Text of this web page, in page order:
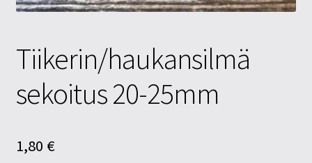
Tiikerin/haukansilmä
sekoitus 20-25mm
1,80 €